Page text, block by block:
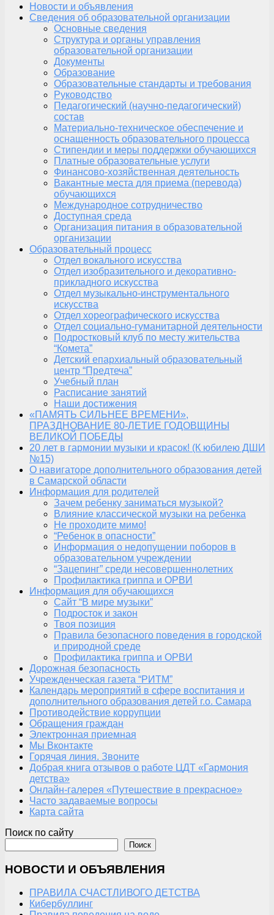
Новости и объявления
Сведения об образовательной организации
Основные сведения
Структура и органы управления
образовательной организации
Документы
Образование
Образовательные стандарты и требования
Руководство
Педагогический (научно-педагогический)
состав
Материально-техническое обеспечение и
оснащенность образовательного процесса
Стипендии и меры поддержки обучающихся
Платные образовательные услуги
Финансово-хозяйственная деятельность
Вакантные места для приема (перевода)
обучающихся
Международное сотрудничество
Доступная среда
Организация питания в образовательной
организации
Образовательный процесс
Отдел вокального искусства
Отдел изобразительного и декоративно-
прикладного искусства
Отдел музыкально-инструментального
искусства
Отдел хореографического искусства
Отдел социально-гуманитарной деятельности
Подростковый клуб по месту жительства
“Комета”
Детский епархиальный образовательный
центр “Предтеча”
Учебный план
Расписание занятий
Наши достижения
«ПАМЯТЬ СИЛЬНЕЕ ВРЕМЕНИ»,
ПРАЗДНОВАНИЕ 80-ЛЕТИЕ ГОДОВЩИНЫ
ВЕЛИКОЙ ПОБЕДЫ
20 лет в гармонии музыки и красок! (К юбилею ДШИ
№15)
О навигаторе дополнительного образования детей
в Самарской области
Информация для родителей
Зачем ребенку заниматься музыкой?
Влияние классической музыки на ребенка
Не проходите мимо!
“Ребенок в опасности”
Информация о недопущении поборов в
образовательном учреждении
“Зацепинг” среди несовершеннолетних
Профилактика гриппа и ОРВИ
Информация для обучающихся
Сайт “В мире музыки”
Подросток и закон
Твоя позиция
Правила безопасного поведения в городской
и природной среде
Профилактика гриппа и ОРВИ
Дорожная безопасность
Учрежденческая газета “РИТМ”
Календарь мероприятий в сфере воспитания и
дополнительного образования детей г.о. Самара
Противодействие коррупции
Обращения граждан
Электронная приемная
Мы Вконтакте
Горячая линия. Звоните
Добрая книга отзывов о работе ЦДТ «Гармония
детства»
Онлайн-галерея «Путешествие в прекрасное»
Часто задаваемые вопросы
Карта сайта
Поиск по сайту
Поиск
НОВОСТИ И ОБЪЯВЛЕНИЯ
ПРАВИЛА СЧАСТЛИВОГО ДЕТСТВА
Кибербуллинг